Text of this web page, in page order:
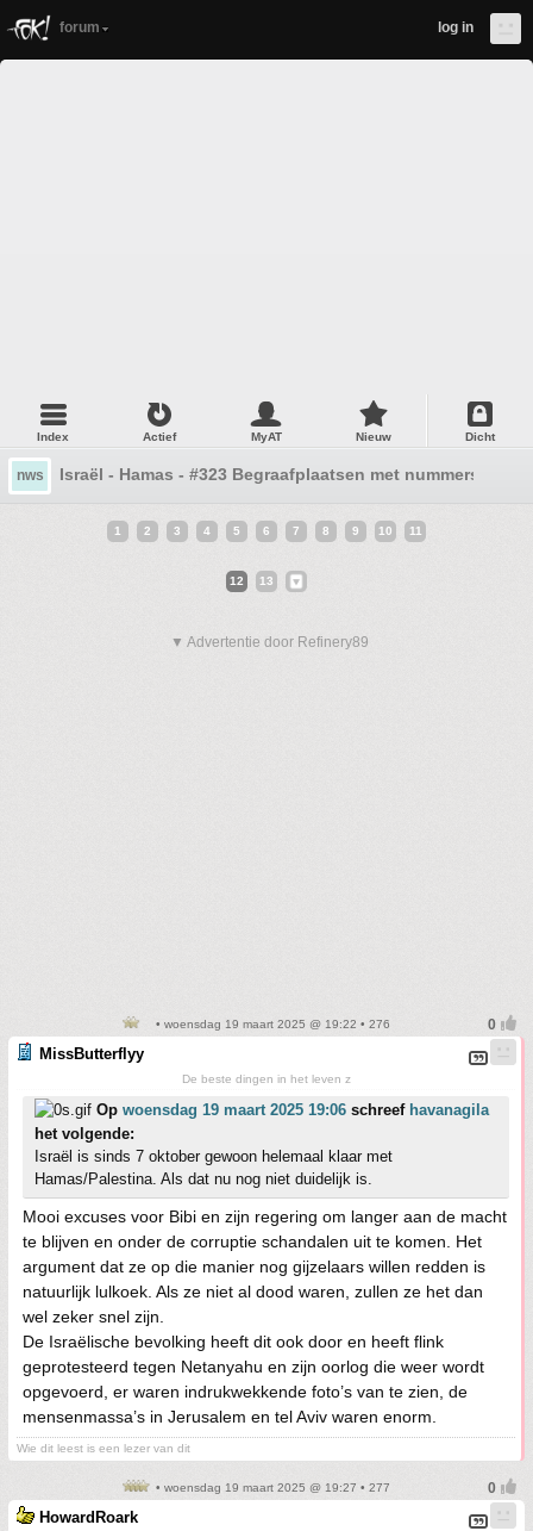
forum log in
Index Actief MyAT Nieuw Dicht
nws Israël - Hamas - #323 Begraafplaatsen met nummers
1 2 3 4 5 6 7 8 9 10 11
12 13
▼ Advertentie door Refinery89
• woensdag 19 maart 2025 @ 19:22 • 276
MissButterflyy
De beste dingen in het leven z
Op woensdag 19 maart 2025 19:06 schreef havanagila
het volgende:
Israël is sinds 7 oktober gewoon helemaal klaar met
Hamas/Palestina. Als dat nu nog niet duidelijk is.
Mooi excuses voor Bibi en zijn regering om langer aan de macht
te blijven en onder de corruptie schandalen uit te komen. Het
argument dat ze op die manier nog gijzelaars willen redden is
natuurlijk lulkoek. Als ze niet al dood waren, zullen ze het dan
wel zeker snel zijn.
De Israëlische bevolking heeft dit ook door en heeft flink
geprotesteerd tegen Netanyahu en zijn oorlog die weer wordt
opgevoerd, er waren indrukwekkende foto’s van te zien, de
mensenmassa’s in Jerusalem en tel Aviv waren enorm.
Wie dit leest is een lezer van dit
• woensdag 19 maart 2025 @ 19:27 • 277
HowardRoark